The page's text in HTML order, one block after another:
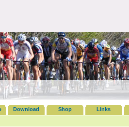
Download Shop Links